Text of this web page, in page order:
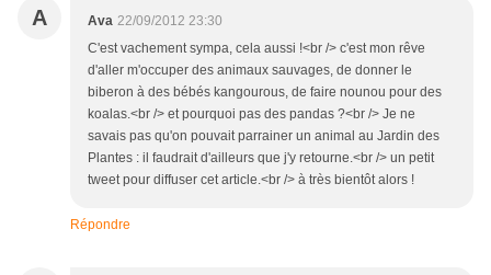
A Ava 22/09/2012 23:30
C'est vachement sympa, cela aussi !<br /> c'est mon rêve
d'aller m'occuper des animaux sauvages, de donner le
biberon à des bébés kangourous, de faire nounou pour des
koalas.<br /> et pourquoi pas des pandas ?<br /> Je ne
savais pas qu'on pouvait parrainer un animal au Jardin des
Plantes : il faudrait d'ailleurs que j'y retourne.<br /> un petit
tweet pour diffuser cet article.<br /> à très bientôt alors !
Répondre